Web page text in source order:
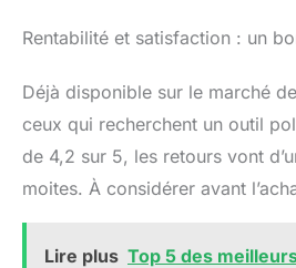
Rentabilité et satisfaction : un
Déjà disponible sur le marché
ceux qui recherchent un outil
de 4,2 sur 5, les retours vont
moites. À considérer avant
Lire plus Top 5 des